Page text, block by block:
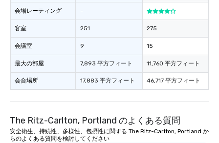
会場レーティング
客室
会議室
最大の部屋
会合場所
-
251
9
7,893 平方フィート
17,883 平方フィート
275
15
11,760 平方フィート
46,717 平方フィート
The Ritz-Carlton, Portland のよくある質問
安全衛生、持続性、多様性、包摂性に関する The Ritz-Carlton, Portland か
らのよくある質問を検討してください